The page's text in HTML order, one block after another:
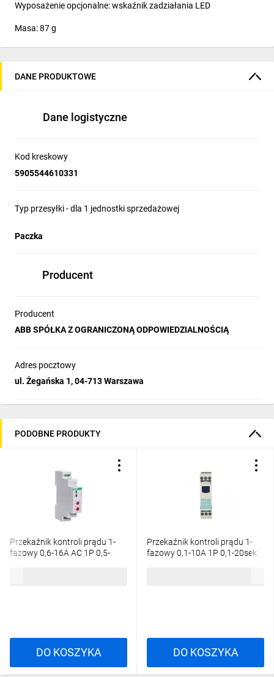
Wyposażenie opcjonalne: wskaźnik zadziałania LED
Masa: 87 g
DANE PRODUKTOWE
Dane logistyczne
Kod kreskowy
5905544610331
Typ przesyłki - dla 1 jednostki sprzedażowej
Paczka
Producent
Producent
ABB SPÓŁKA Z OGRANICZONĄ ODPOWIEDZIALNOŚCIĄ
Adres pocztowy
ul. Żegańska 1, 04-713 Warszawa
PODOBNE PRODUKTY
Przekaźnik kontroli prądu 1-
fazowy 0,6-16A AC 1P 0,5-
DO KOSZYKA
Przekaźnik kontroli prądu 1-
fazowy 0,1-10A 1P 0,1-20sek
DO KOSZYKA